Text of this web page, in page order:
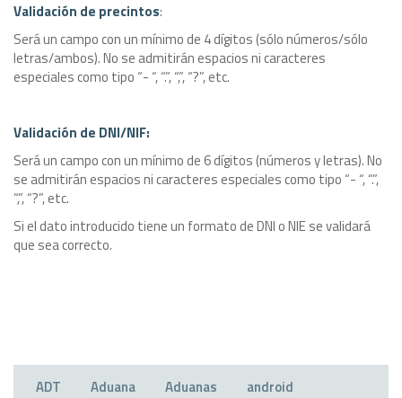
Validación de precintos:
Será un campo con un mínimo de 4 dígitos (sólo números/sólo
letras/ambos). No se admitirán espacios ni caracteres
especiales como tipo “- “, “.”, “,”, “?”, etc.
Validación de DNI/NIF:
Será un campo con un mínimo de 6 dígitos (números y letras). No
se admitirán espacios ni caracteres especiales como tipo “- “, “.”,
“,”, “?”, etc.
Si el dato introducido tiene un formato de DNI o NIE se validará
que sea correcto.
ADT Aduana Aduanas
android